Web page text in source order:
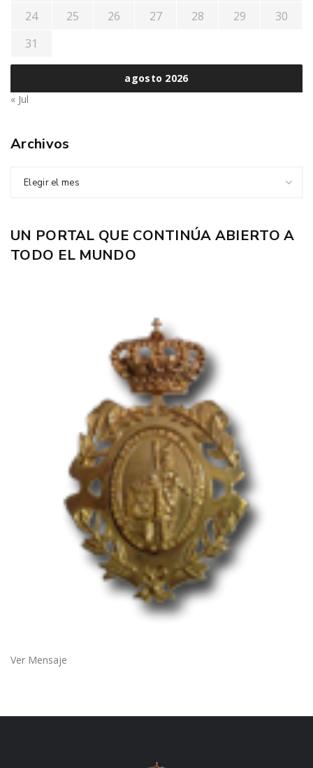
agosto 2026
24
25 26 27 28 29
30
31
« Jul
Archivos
Elegir el mes
UN PORTAL QUE CONTINÚA ABIERTO A
TODO EL MUNDO
Ver Mensaje